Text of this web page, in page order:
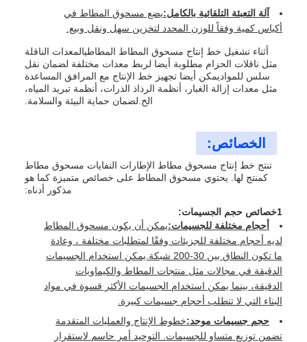
آلة التعبئة التلقائية بالكامل:يضع مسحوق المطاط في
أكياس كمية وفقاً للوزن المحدد لتخزين سهل ونقل وبيع.
أثناء تشغيل خط إنتاج مسحوق المطاط المطاطيالمعدات الناقلة
مثل ناقلات الحزام مطلوبة أيضا لربط معدات مختلفة لضمان نقل
سلس للمواديمكن أيضا تجهيز خط الإنتاج مع المرافق المساعدة
مثل معدات إزالة الغبار، أنظمة الرذاذ الذرات، أنظمة تبريد المياه،
الخ.لضمان حماية البيئة والسلامة.
الخصائص:
تنتج خط إنتاج مسحوق مطاط الإطارات النفايات مسحوق مطاط
كمنتج لها. يحتوي مسحوق المطاط على خصائص متميزة كما هو
مذكور أدناه:
1خصائص حجم الجسيمات:
أحجام مختلفة للجسيمات:يمكن أن يكون مسحوق المطاط
لديه أحجام مختلفة للجزيئات وفقًا لمتطلبات مختلفة ، وعادة
ما تكون النطاق بين 30-200 شبكة.يمكن استخدام الجسيمات
الدقيقة في مجالات مثل منتجات المطاط والكيماويات
الدقيقة، بينما يمكن استخدام الجسيمات الأكثر قسوة في مواد
البناء التي لا تتطلب أحجام جسيمات كبيرة.
حجم جسيمات موحد:خطوط الإنتاج والعمليات المتقدمة
تضمن توزيع متساو للجسيمات. التوحيد أمر حاسم لاستقرار